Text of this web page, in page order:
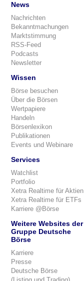
News
Nachrichten
Bekanntmachungen
Marktstimmung
RSS-Feed
Podcasts
Newsletter
Wissen
Börse besuchen
Über die Börsen
Wertpapiere
Handeln
Börsenlexikon
Publikationen
Events und Webinare
Services
Watchlist
Portfolio
Xetra Realtime für Aktien
Xetra Realtime für ETFs
Karriere @Börse
Weitere Websites der
Gruppe Deutsche
Börse
Karriere
Presse
Deutsche Börse